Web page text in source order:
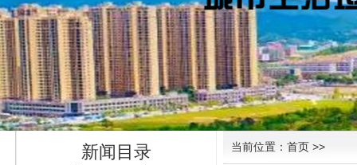
新闻目录 当前位置： 首页 >>